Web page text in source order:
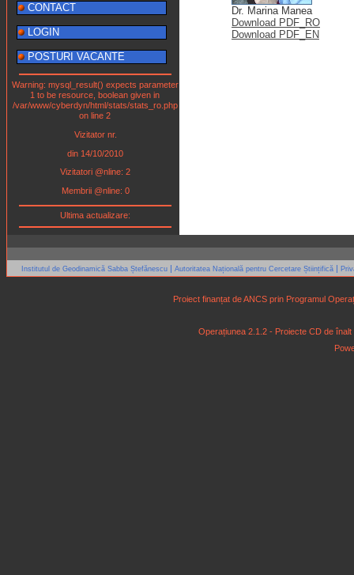
CONTACT
LOGIN
POSTURI VACANTE
Warning: mysql_result() expects parameter
1 to be resource, boolean given in
/var/www/cyberdyn/html/stats/stats_ro.php
on line 2
Vizitator nr.
din 14/10/2010
Vizitatori @nline: 2
Membrii @nline: 0
Ultima actualizare:
Dr. Marina Manea
Download PDF_RO
Download PDF_EN
Institutul de Geodinamică Sabba Ștefănescu | Autoritatea Națională pentru Cercetare Științifică |
Proiect finanțat de ANCS prin Programul
Operațiunea 2.1.2 - Proiecte CD de